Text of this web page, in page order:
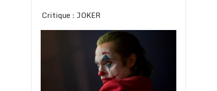
Critique : JOKER